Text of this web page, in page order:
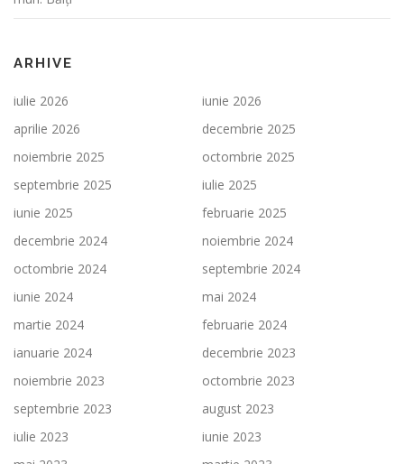
ARHIVE
iulie 2026
iunie 2026
aprilie 2026
decembrie 2025
noiembrie 2025
octombrie 2025
septembrie 2025
iulie 2025
iunie 2025
februarie 2025
decembrie 2024
noiembrie 2024
octombrie 2024
septembrie 2024
iunie 2024
mai 2024
martie 2024
februarie 2024
ianuarie 2024
decembrie 2023
noiembrie 2023
octombrie 2023
septembrie 2023
august 2023
iulie 2023
iunie 2023